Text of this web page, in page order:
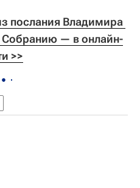
послания Владимира
— в онлайн-
>>